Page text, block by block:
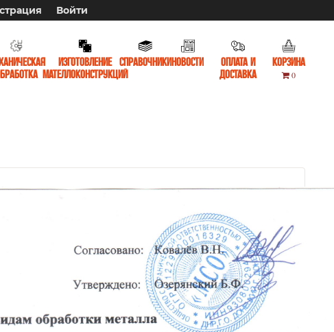
Войти
Изготовление
мателлоконструкций
Справочники Новости
Оплата и
доставка
Корзина
0